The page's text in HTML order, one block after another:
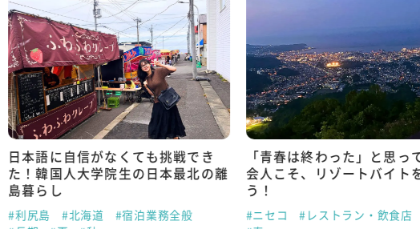
日本語に自信がなくても挑戦でき
た！韓国人大学院生の日本最北の離
島暮らし
#利尻島 #北海道
#宿泊業務全般
「青春は終わった」と思っ
会人こそ、リゾートバイト
う！
#ニセコ
#レストラン・飲食店